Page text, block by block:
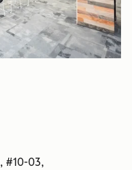
#10-03,